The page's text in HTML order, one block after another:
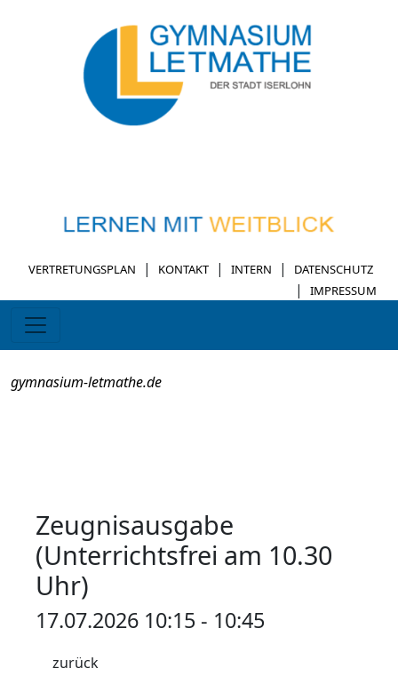
VERTRETUNGSPLAN | KONTAKT | INTERN | DATENSCHUTZ
| IMPRESSUM
gymnasium-letmathe.de
Zeugnisausgabe
(Unterrichtsfrei am 10.30
Uhr)
17.07.2026 10:15 - 10:45
zurück